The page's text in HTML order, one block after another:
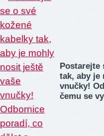
Postarejte
tak, aby je
vnučky!
čemu se